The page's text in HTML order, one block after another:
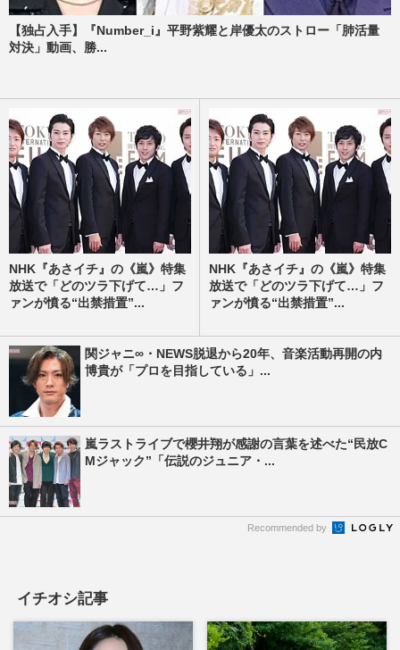
【独占入手】『Number_i』平野紫耀と岸優太のストロー「肺活量
対決」動画、勝...
NHK『あさイチ』の《嵐》特集
放送で「どのツラ下げて…」フ
ァンが憤る“出禁措置”...
NHK『あさイチ』の《嵐》特集
放送で「どのツラ下げて…」フ
ァンが憤る“出禁措置”...
関ジャニ∞・NEWS脱退から20年、音楽活動再開の内
博貴が「プロを目指している」...
嵐ラストライブで櫻井翔が感謝の言葉を述べた“民放C
Mジャック”「伝説のジュニア・...
Recommended by
イチオシ記事